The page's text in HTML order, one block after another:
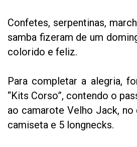
Confetes, serpentinas,
samba fizeram de um
colorido e feliz.
Para completar a alegria,
“Kits Corso”, contendo o
ao camarote Velho Jack, no
camiseta e 5 longnecks.